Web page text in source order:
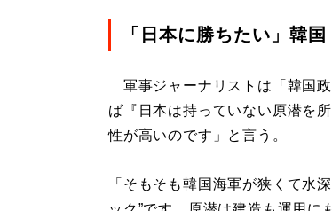
「日本に勝ちたい」韓国
軍事ジャーナリストは「韓国
ば『日本は持っていない原潜を
性が高いのです」と言う。
「そもそも韓国海軍が狭くて水